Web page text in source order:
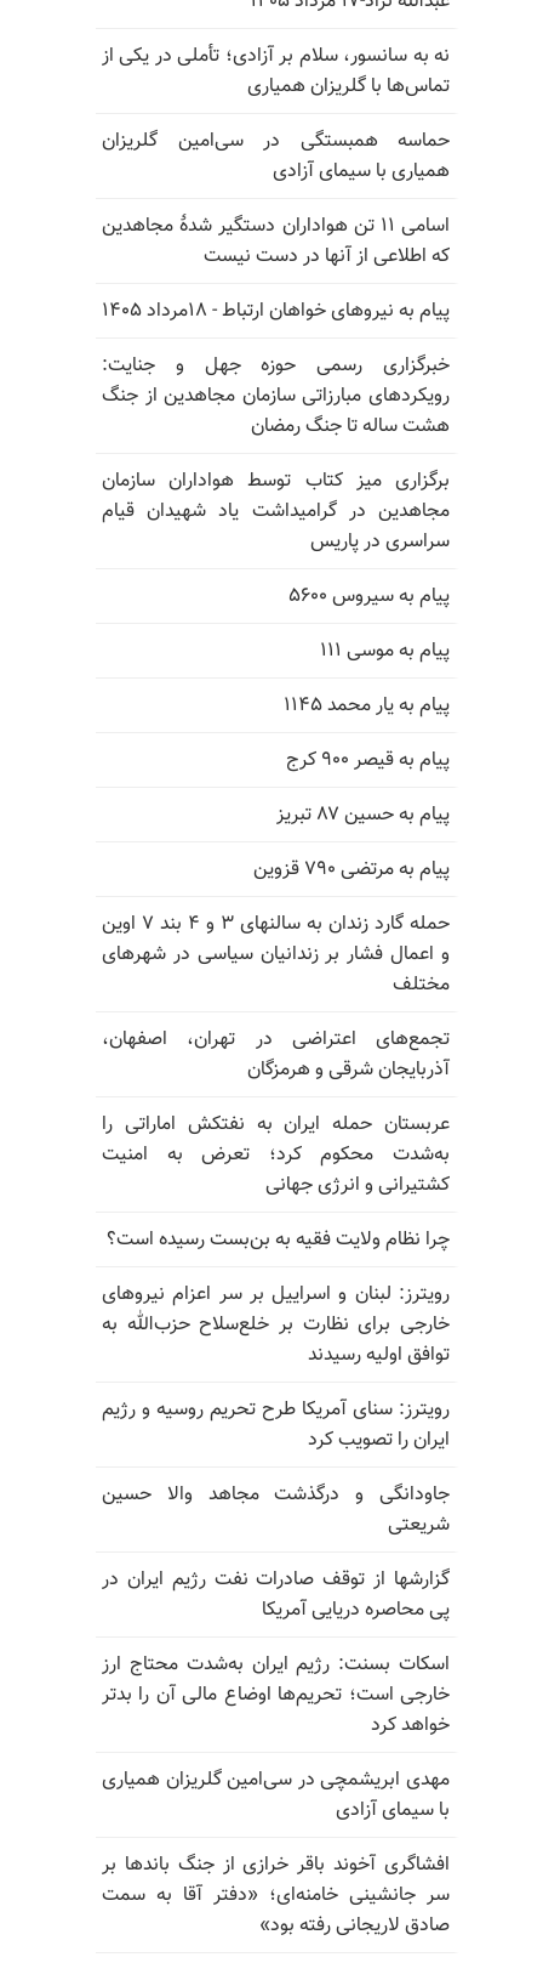
نه به سانسور، سلام بر آزادی؛ تأملی در یکی از
تماس‌ها با گلریزان همیاری
حماسه همبستگی در سی‌امین گلریزان
همیاری با سیمای آزادی
اسامی ۱۱ تن هواداران دستگیر شدهٔ مجاهدین
که اطلاعی از آنها در دست نیست
پیام به نیروهای خواهان ارتباط - ۱۸مرداد ۱۴۰۵
خبرگزاری رسمی حوزه جهل و جنایت:
رویکردهای مبارزاتی سازمان مجاهدین از جنگ
هشت ساله تا جنگ رمضان
برگزاری میز کتاب توسط هواداران سازمان
مجاهدین در گرامیداشت یاد شهیدان قیام
سراسری در پاریس
پیام به سیروس ۵۶۰۰
پیام به موسی ۱۱۱
پیام به یار محمد ۱۱۴۵
پیام به قیصر ۹۰۰ کرج
پیام به حسین ۸۷ تبریز
پیام به مرتضی ۷۹۰ قزوین
حمله گارد زندان به سالنهای ۳ و ۴ بند ۷ اوین
و اعمال فشار بر زندانیان سیاسی در شهرهای
مختلف
تجمع‌های اعتراضی در تهران، اصفهان،
آذربایجان شرقی و هرمزگان
عربستان حمله ایران به نفتکش اماراتی را
به‌شدت محکوم کرد؛ تعرض به امنیت
کشتیرانی و انرژی جهانی
چرا نظام ولایت فقیه به بن‌بست رسیده است؟
رویترز: لبنان و اسراییل بر سر اعزام نیروهای
خارجی برای نظارت بر خلع‌سلاح حزب‌الله به
توافق اولیه رسیدند
رویترز: سنای آمریکا طرح تحریم روسیه و رژیم
ایران را تصویب کرد
جاودانگی و درگذشت مجاهد والا حسین
شریعتی
گزارشها از توقف صادرات نفت رژیم ایران در
پی محاصره دریایی آمریکا
اسکات بسنت: رژیم ایران به‌شدت محتاج ارز
خارجی است؛ تحریم‌ها اوضاع مالی آن را بدتر
خواهد کرد
مهدی ابریشمچی در سی‌امین گلریزان همیاری
با سیمای آزادی
افشاگری آخوند باقر خرازی از جنگ باندها بر
سر جانشینی خامنه‌ای؛ «دفتر آقا به سمت
صادق لاریجانی رفته بود»